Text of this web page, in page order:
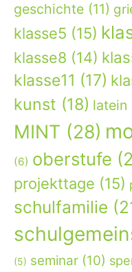
geschichte (11)
klasse5 (15)
klasse8 (14)
klasse11 (17)
kunst (18) latein
MINT (28)
(6) oberstufe
projekttage (15)
schulfamilie
(5) seminar (10)